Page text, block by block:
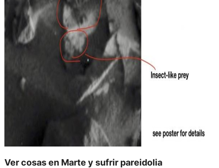
Ver cosas en Marte y sufrir pareidolia